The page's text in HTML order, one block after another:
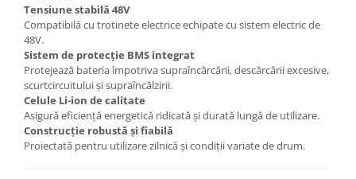
Tensiune stabilă 48V
Compatibilă cu trotinete electrice echipate cu sistem electric de
48V.
Sistem de protecție BMS integrat
Protejează bateria împotriva supraîncărcării, descărcării excesive,
scurtcircuitului și supraîncălzirii.
Celule Li-ion de calitate
Asigură eficiență energetică ridicată și durată lungă de utilizare.
Construcție robustă și fiabilă
Proiectată pentru utilizare zilnică și condiții variate de drum.